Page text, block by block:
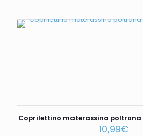
Coprilettino materassino poltrona
10,99€